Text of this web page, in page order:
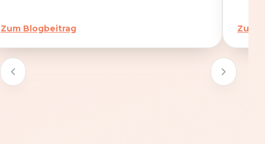
Zum Blogbeitrag Zum